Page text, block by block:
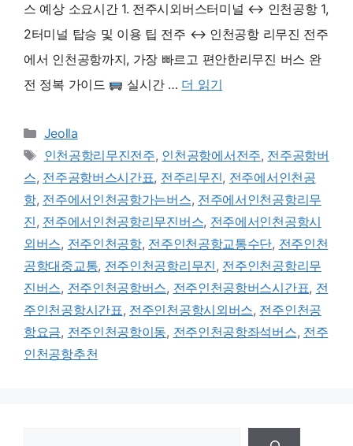
스 예상 소요시간 1. 전주시외버스터미널 ↔ 인천공항 1,
2터미널 탑승 및 이용 팁 전주 ↔ 인천공항 리무진 전주
에서 인천공항까지, 가장 빠르고 편안한리무진 버스 완
전 정복 가이드
실시간 … 더 읽기
카
테
고
리
Jeolla
태
그
인천공항리무진전주, 인천공항에서전주, 전주공항버
스, 전주공항버스시간표, 전주리무진, 전주에서인천공
항, 전주에서인천공항가는버스, 전주에서인천공항리무
진, 전주에서인천공항리무진버스, 전주에서인천공항시
외버스, 전주인천공항, 전주인천공항교통수단, 전주인천
공항대중교통, 전주인천공항리무진, 전주인천공항리무
진버스, 전주인천공항버스, 전주인천공항버스시간표, 전
주인천공항시간표, 전주인천공항시외버스, 전주인천공
항요금, 전주인천공항이동, 전주인천공항좌석버스, 전주
인천공항추천